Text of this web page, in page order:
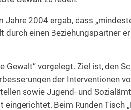
Jahre 2004 ergab, dass
einen Beziehungspartner
Gewalt“ vorgelegt. Ziel ist, den
der Interventionen
sowie Jugend- und
Beim Runden Tisch